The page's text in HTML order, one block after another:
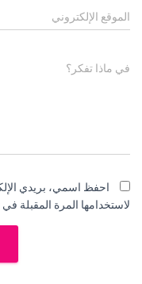
الموقع الإلكتروني
في ماذا تفكر؟
احفظ اسمي، بريدي
لاستخدامها المرة المقبلة في